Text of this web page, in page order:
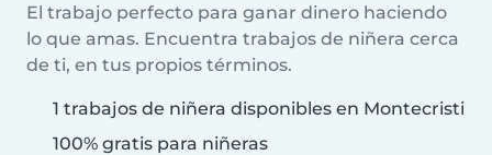
El trabajo perfecto para ganar dinero haciendo
lo que amas. Encuentra trabajos de niñera cerca
de ti, en tus propios términos.
1 trabajos de niñera disponibles en Montecristi
100% gratis para niñeras